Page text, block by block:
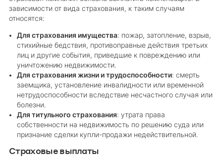
зависимости от вида страхования, к таким случаям
относятся:
Для страхования имущества: пожар, затопление, взрыв,
стихийные бедствия, противоправные действия третьих
лиц и другие события, приведшие к повреждению или
уничтожению недвижимости.
Для страхования жизни и трудоспособности: смерть
заемщика, установление инвалидности или временной
нетрудоспособности вследствие несчастного случая или
болезни.
Для титульного страхования: утрата права
собственности на недвижимость по решению суда или
признание сделки купли-продажи недействительной.
Страховые выплаты